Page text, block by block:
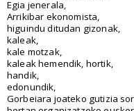
Egia jenerala,
Arrikibar ekonomista,
higuindu ditudan gizonak,
kaleak,
kale motzak,
kaleak hemendik, hortik,
handik,
edonundik,
Gorbeiara joateko gutizia